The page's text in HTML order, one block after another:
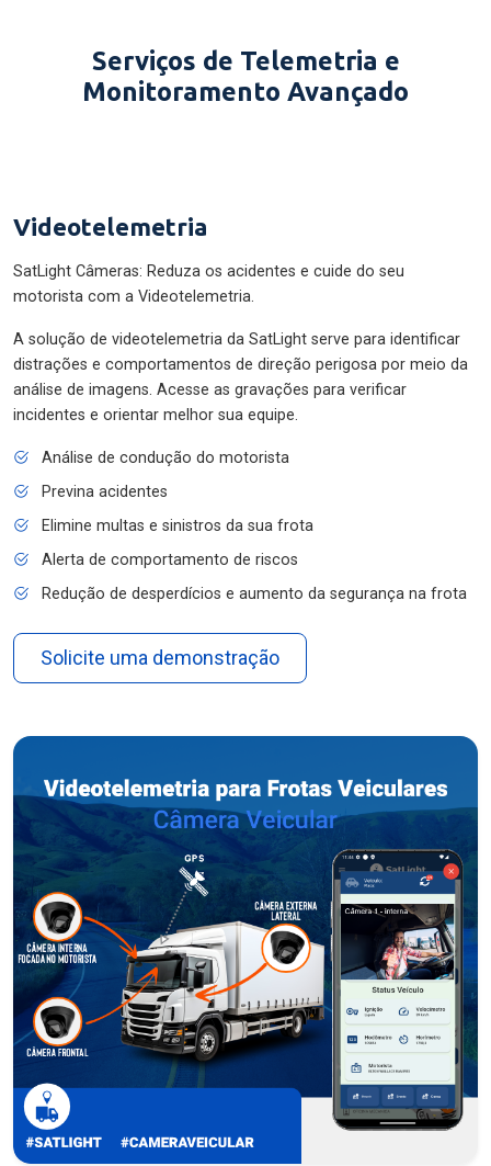
Serviços de Telemetria e
Monitoramento Avançado
Videotelemetria
SatLight Câmeras: Reduza os acidentes e cuide do seu
motorista com a Videotelemetria.
A solução de videotelemetria da SatLight serve para identificar
distrações e comportamentos de direção perigosa por meio da
análise de imagens. Acesse as gravações para verificar
incidentes e orientar melhor sua equipe.
Análise de condução do motorista
Previna acidentes
Elimine multas e sinistros da sua frota
Alerta de comportamento de riscos
Redução de desperdícios e aumento da segurança na frota
Solicite uma demonstração